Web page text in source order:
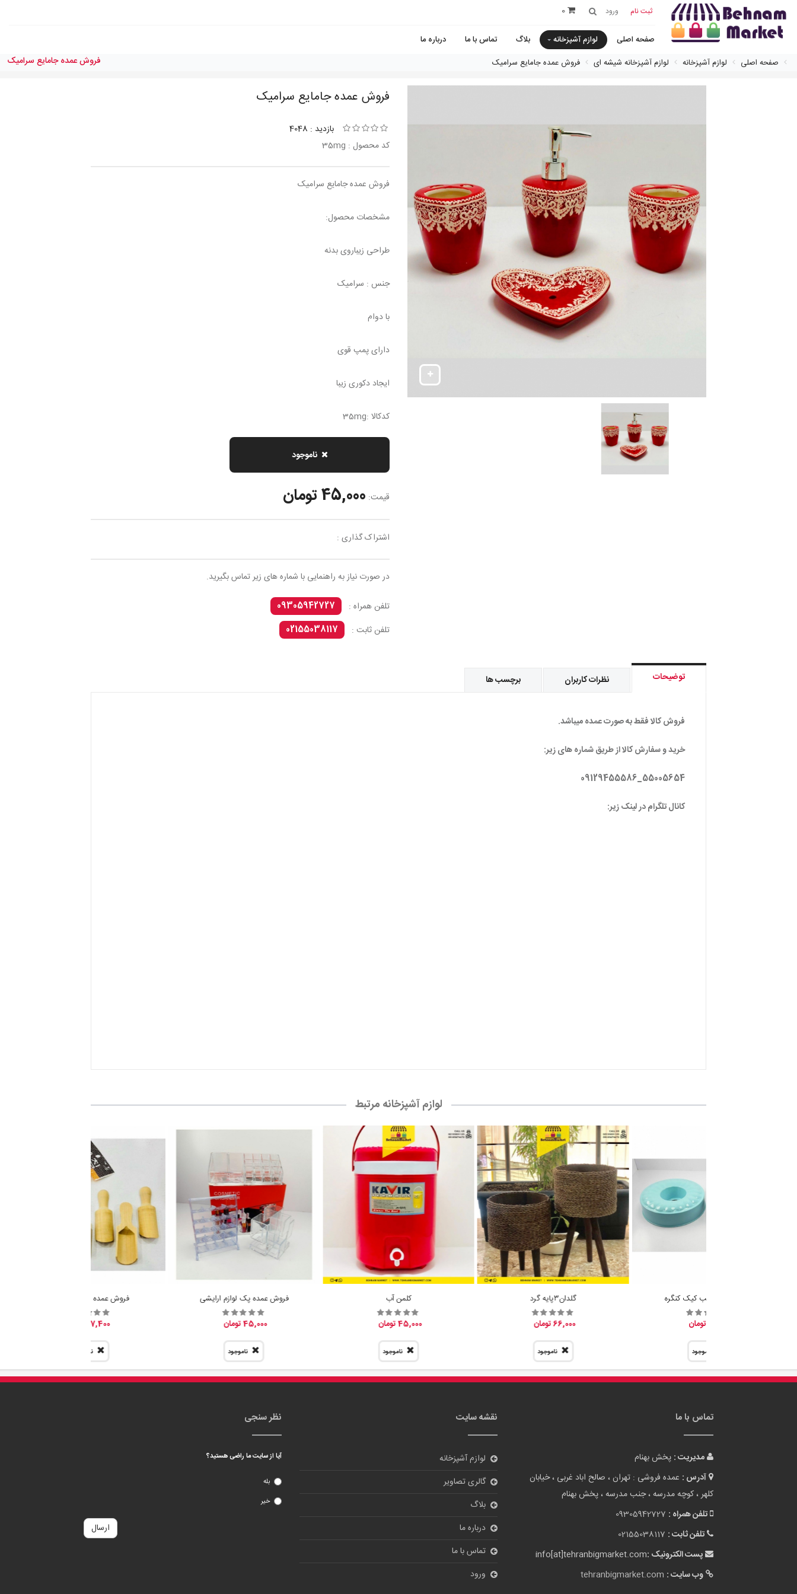
ثبت نام ورود 0
صفحه اصلی لوازم آشپزخانه بلاگ تماس با ما
درباره ما
صفحه اصلی
لوازم آشپزخانه لوازم آشپزخانه شیشه ای فروش عمده جامایع سرامیک فروش عمده جامایع سرامیک
فروش عمده جامایع سرامیک
بازدید : 4048
کد محصول : 35mg
فروش عمده جامایع سرامیک
مشخصات محصول:
طراحی زیباروی بدنه
جنس : سرامیک
با دوام
دارای پمپ قوی
ایجاد دکوری زیبا
کدکالا :35mg
ناموجود
قیمت: 45,000 تومان
اشتراک گذاری :
در صورت نیاز به راهنمایی با شماره های زیر تماس بگیرید.
تلفن همراه :
09305942727
تلفن ثابت :
02155038117
توضیحات نظرات کاربران برچسب ها
فروش کالا فقط به صورت عمده میباشد.
خرید و سفارش کالا از طریق شماره های زیر:
55005654_09129455586
کانال تلگرام در لینک زیر:
ناموجود
گلدان٣پايه گرد
66,000 تومان
ناموجود
45,000 تومان
فروش عمده پک لوازم ارایشی
ناموجود
فروش عمده پیمانه سرتاس
7,400 تومان
ناموجود
مدیریت :
آدرس :
عمده فروشی : تهران ، صالح اباد غربی ، خیابان
تلفن همراه :09305942727
پست الکترونیک :
نقشه سایت
بلاگ
تماس با ما
آیا از سایت ما راضی هستید؟
خیر